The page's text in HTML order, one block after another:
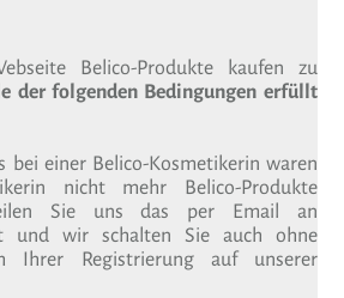
Belico-Produkte kaufen zu
der folgenden Bedingungen erfüllt
bei einer Belico-Kosmetikerin waren
nicht mehr Belico-Produkte
Sie uns das per Email an
und wir schalten Sie auch ohne
Ihrer Registrierung auf unserer